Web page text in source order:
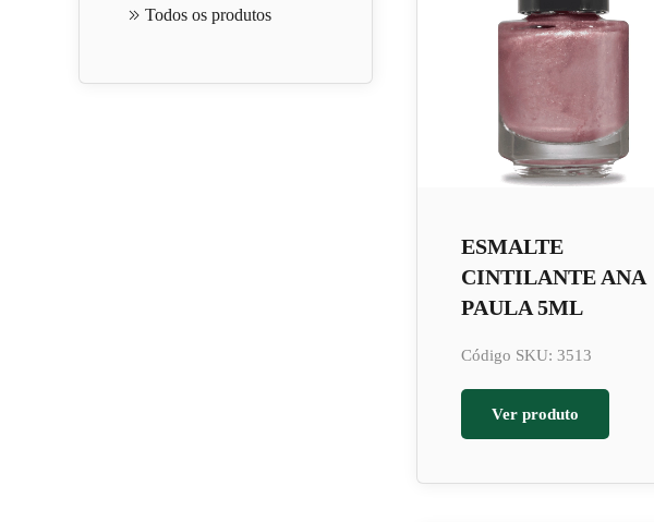
Todos os produtos
ESMALTE
CINTILANTE ANA
PAULA 5ML
Código SKU: 3513
Ver produto